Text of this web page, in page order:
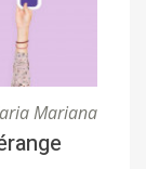
Mariana